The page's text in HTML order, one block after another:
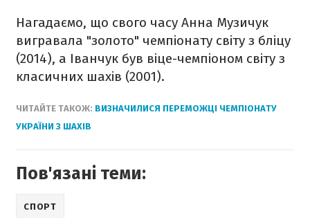
Нагадаємо, що свого часу Анна Музичук
вигравала "золото" чемпіонату світу з бліцу
(2014), а Іванчук був віце-чемпіоном світу з
класичних шахів (2001).
ЧИТАЙТЕ ТАКОЖ: ВИЗНАЧИЛИСЯ ПЕРЕМОЖЦІ ЧЕМПІОНАТУ
УКРАЇНИ З ШАХІВ
Пов'язані теми:
СПОРТ